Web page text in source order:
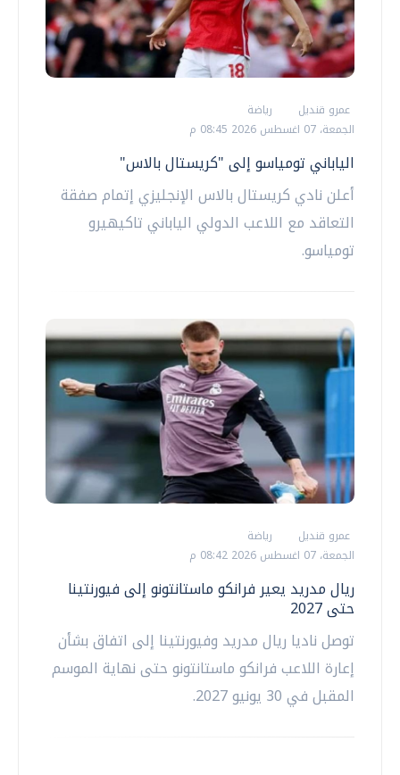
عمرو قنديل
رياضة
الجمعة، 07 اغسطس 2026 08:45 م
الياباني تومياسو إلى "كريستال بالاس"
أعلن نادي كريستال بالاس الإنجليزي إتمام صفقة
التعاقد مع اللاعب الدولي الياباني تاكيهيرو
تومياسو.
عمرو قنديل
رياضة
الجمعة، 07 اغسطس 2026 08:42 م
ريال مدريد يعير فرانكو ماستانتونو إلى فيورنتينا
حتى 2027
توصل ناديا ريال مدريد وفيورنتينا إلى اتفاق بشأن
إعارة اللاعب فرانكو ماستانتونو حتى نهاية الموسم
المقبل في 30 يونيو 2027.